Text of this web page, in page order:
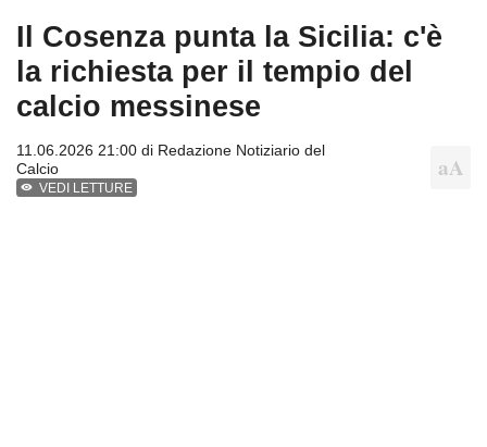
Il Cosenza punta la Sicilia: c'è
la richiesta per il tempio del
calcio messinese
11.06.2026 21:00 di Redazione Notiziario del
Calcio
VEDI LETTURE